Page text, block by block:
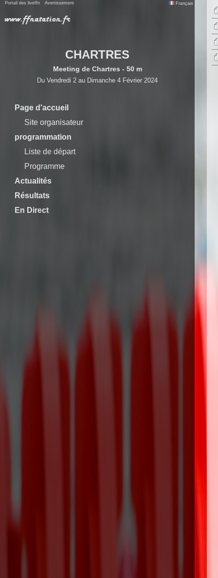
Portail des liveffn Avertissement Français
CHARTRES
Meeting de Chartres - 50 m
Du Vendredi 2 au Dimanche 4 Février 2024
Page d'accueil
Site organisateur
programmation
Liste de départ
Programme
Actualités
Résultats
En Direct